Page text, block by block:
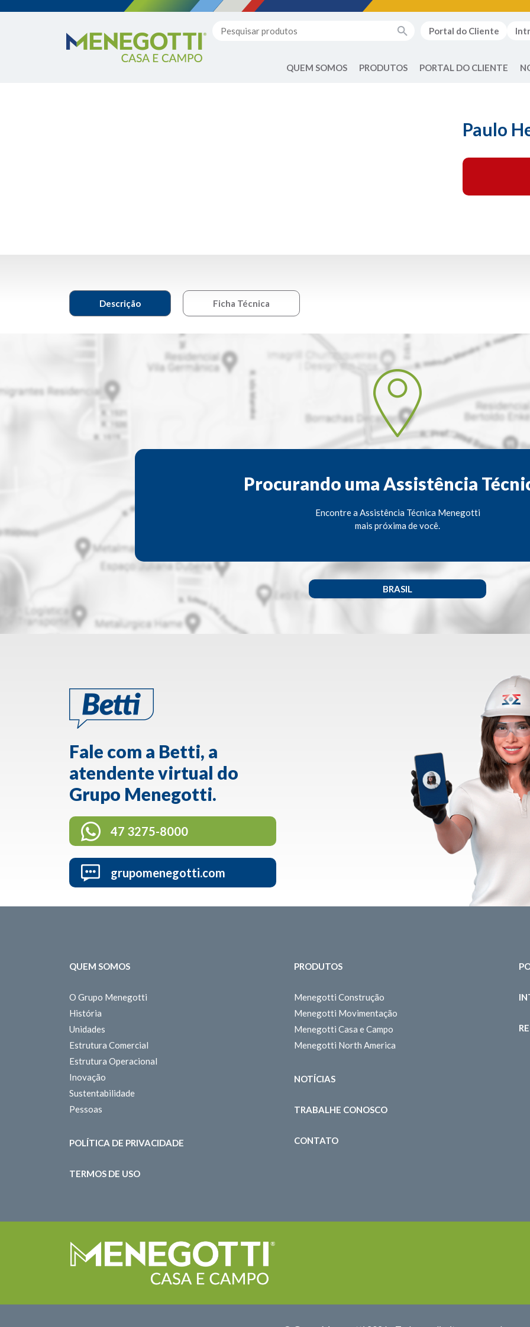
Portal do Cliente
QUEM SOMOS PRODUTOS PORTAL DO CLIENTE
Paulo
Descrição Ficha Técnica
Procurando uma Assistência
Encontre a Assistência Técnica Menegotti
mais próxima de você.
BRASIL
Fale com a Betti, a
atendente virtual do
Grupo Menegotti.
47 3275-8000
grupomenegotti.com
QUEM SOMOS
O Grupo Menegotti
História
Unidades
Estrutura Comercial
Estrutura Operacional
Inovação
Sustentabilidade
Pessoas
POLÍTICA DE PRIVACIDADE
TERMOS DE USO
PRODUTOS
Menegotti Construção
Menegotti Movimentação
Menegotti Casa e Campo
Menegotti North America
NOTÍCIAS
TRABALHE CONOSCO
CONTATO